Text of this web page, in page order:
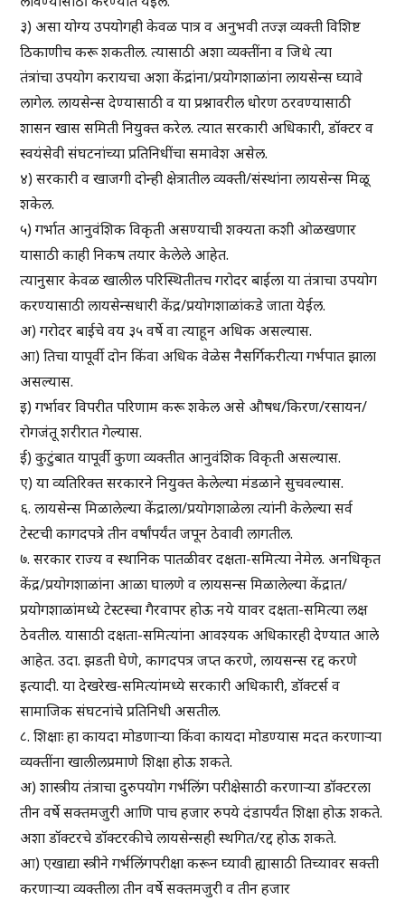
३) असा योग्य उपयोगही केवळ पात्र व अनुभवी तज्ज्ञ व्यक्ती विशिष्ट
ठिकाणीच करू शकतील. त्यासाठी अशा व्यक्तींना व जिथे त्या
तंत्रांचा उपयोग करायचा अशा केंद्रांना/प्रयोगशाळांना लायसेन्स घ्यावे
लागेल. लायसेन्स देण्यासाठी व या प्रश्नावरील धोरण ठरवण्यासाठी
शासन खास समिती नियुक्त करेल. त्यात सरकारी अधिकारी, डॉक्टर व
स्वयंसेवी संघटनांच्या प्रतिनिधींचा समावेश असेल.
४) सरकारी व खाजगी दोन्ही क्षेत्रातील व्यक्ती/संस्थांना लायसेन्स मिळू
शकेल.
५) गर्भात आनुवंशिक विकृती असण्याची शक्यता कशी ओळखणार
यासाठी काही निकष तयार केलेले आहेत.
त्यानुसार केवळ खालील परिस्थितीतच गरोदर बाईला या तंत्राचा उपयोग
करण्यासाठी लायसेन्सधारी केंद्र/प्रयोगशाळांकडे जाता येईल.
अ) गरोदर बाईचे वय ३५ वर्षे वा त्याहून अधिक असल्यास.
आ) तिचा यापूर्वी दोन किंवा अधिक वेळेस नैसर्गिकरीत्या गर्भपात झाला
असल्यास.
इ) गर्भावर विपरीत परिणाम करू शकेल असे औषध/किरण/रसायन/
रोगजंतू शरीरात गेल्यास.
ई) कुटुंबात यापूर्वी कुणा व्यक्तीत आनुवंशिक विकृती असल्यास.
ए) या व्यतिरिक्त सरकारने नियुक्त केलेल्या मंडळाने सुचवल्यास.
६. लायसेन्स मिळालेल्या केंद्राला/प्रयोगशाळेला त्यांनी केलेल्या सर्व
टेस्टची कागदपत्रे तीन वर्षांपर्यंत जपून ठेवावी लागतील.
७. सरकार राज्य व स्थानिक पातळीवर दक्षता-समित्या नेमेल. अनधिकृत
केंद्र/प्रयोगशाळांना आळा घालणे व लायसन्स मिळालेल्या केंद्रात/
प्रयोगशाळांमध्ये टेस्टस्चा गैरवापर होऊ नये यावर दक्षता-समित्या लक्ष
ठेवतील. यासाठी दक्षता-समित्यांना आवश्यक अधिकारही देण्यात आले
आहेत. उदा. झडती घेणे, कागदपत्र जप्त करणे, लायसन्स रद्द करणे
इत्यादी. या देखरेख-समित्यांमध्ये सरकारी अधिकारी, डॉक्टर्स व
सामाजिक संघटनांचे प्रतिनिधी असतील.
८. शिक्षाः हा कायदा मोडणाऱ्या किंवा कायदा मोडण्यास मदत करणाऱ्या
व्यक्तींना खालीलप्रमाणे शिक्षा होऊ शकते.
अ) शास्त्रीय तंत्राचा दुरुपयोग गर्भलिंग परीक्षेसाठी करणाऱ्या डॉक्टरला
तीन वर्षे सक्तमजुरी आणि पाच हजार रुपये दंडापर्यंत शिक्षा होऊ शकते.
अशा डॉक्टरचे डॉक्टरकीचे लायसेन्सही स्थगित/रद्द होऊ शकते.
आ) एखाद्या स्त्रीने गर्भलिंगपरीक्षा करून घ्यावी ह्यासाठी तिच्यावर सक्ती
करणाऱ्या व्यक्तीला तीन वर्षे सक्तमजुरी व तीन हजार